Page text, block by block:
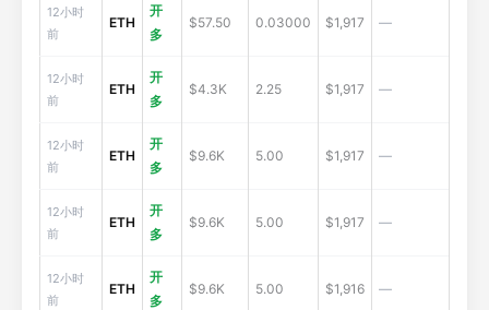
12小时
前
ETH
开
多
$57.50 0.03000 $1,917 —
12小时
前
ETH
开
多
$4.3K 2.25 $1,917 —
12小时
前
ETH
开
多
$9.6K 5.00 $1,917 —
12小时
前
ETH
开
多
$9.6K 5.00 $1,917 —
12小时
前
ETH
开
多
$9.6K 5.00 $1,916 —